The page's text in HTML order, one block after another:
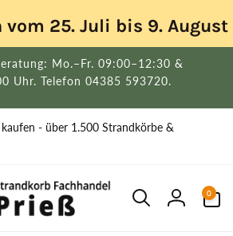
vom 25. Juli bis 9.
Mo.–Fr. 09:00–12:30 &
Uhr. Telefon 04385 593720.
- über 1.500 Strandkörbe &
Einloggen
0
Artikel